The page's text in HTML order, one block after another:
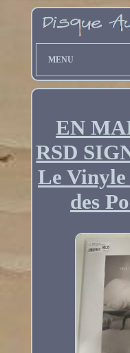
MENU
EN
RSD
Le
des